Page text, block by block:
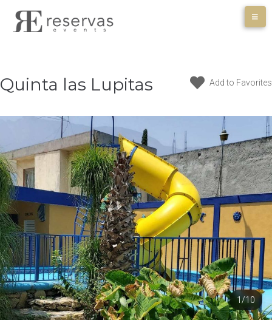
Quinta las Lupitas Add to Favorites
1/10